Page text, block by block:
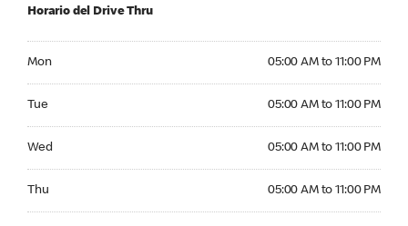
Horario del Drive Thru
Mon 05:00 AM to 11:00 PM
Tue 05:00 AM to 11:00 PM
Wed 05:00 AM to 11:00 PM
Thu 05:00 AM to 11:00 PM